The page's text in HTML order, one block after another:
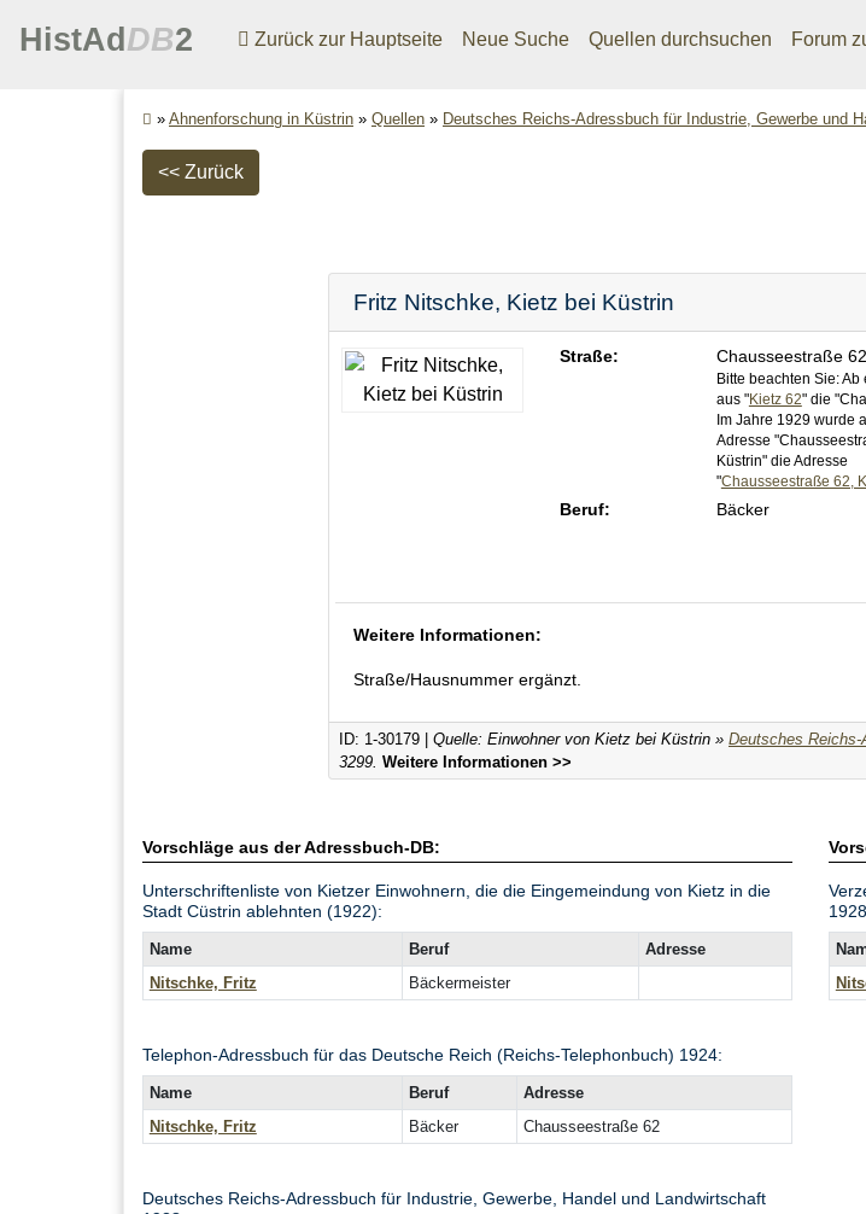
HistAd DB2 Zurück zur Hauptseite Neue Suche Quellen durchsuchen Forum
» Ahnenforschung in Küstrin » Quellen » Deutsches Reichs-Adressbuch für Industrie, Gewerbe und
<< Zurück
Fritz Nitschke, Kietz bei Küstrin
Straße: Chausseestraße 62
Bitte beachten Sie:
aus "Kietz 62" die
Im Jahre 1929 wurde
Adresse
Küstrin" die Adresse
"Chausseestraße 62,
Beruf: Bäcker
Weitere Informationen:
Straße/Hausnummer ergänzt.
ID: 1-30179 | Quelle: Einwohner von Kietz bei Küstrin » Deutsches Reichs-
3299. Weitere Informationen >>
Vorschläge aus der Adressbuch-DB:
Unterschriftenliste von Kietzer Einwohnern, die die Eingemeindung von Kietz in die
Stadt Cüstrin ablehnten (1922):
Name Beruf
Adresse
Nitschke, Fritz
Bäckermeister
Telephon-Adressbuch für das Deutsche Reich (Reichs-Telephonbuch) 1924:
Name Beruf
Adresse
Nitschke, Fritz
Bäcker Chausseestraße 62
Deutsches Reichs-Adressbuch für Industrie, Gewerbe, Handel und Landwirtschaft